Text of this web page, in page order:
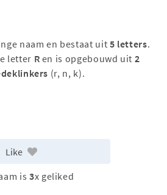
naam en bestaat uit 5 letters.
letter R en is opgebouwd uit 2
(r, n, k).
Like
is 3x geliked